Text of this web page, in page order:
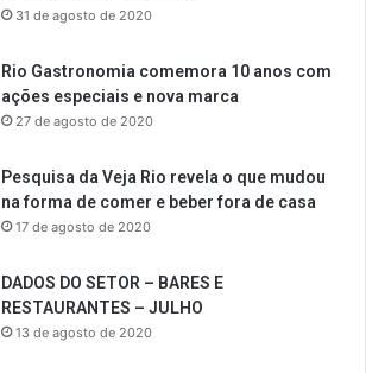
31 de agosto de 2020
Rio Gastronomia comemora 10 anos com
ações especiais e nova marca
27 de agosto de 2020
Pesquisa da Veja Rio revela o que mudou
na forma de comer e beber fora de casa
17 de agosto de 2020
DADOS DO SETOR – BARES E
RESTAURANTES – JULHO
13 de agosto de 2020